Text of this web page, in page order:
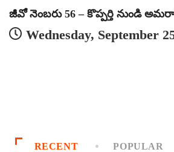
జీవో నెంబరు 56 – కొప్పర్తి నుండి
Wednesday, September
RECENT POPULAR